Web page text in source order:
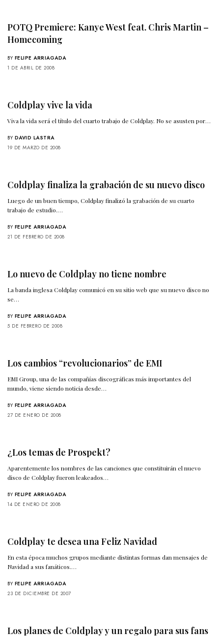
POTQ Premiere: Kanye West feat. Chris Martin –
Homecoming
BY FELIPE ARRIAGADA
1 DE ABRIL DE 2008
Coldplay vive la vida
Viva la vida será el título del cuarto trabajo de Coldplay. No se asusten por…
BY DAVID LASTRA
19 DE MARZO DE 2008
Coldplay finaliza la grabación de su nuevo disco
Luego de un buen tiempo, Coldplay finalizó la grabación de su cuarto
trabajo de estudio.…
BY FELIPE ARRIAGADA
21 DE FEBRERO DE 2008
Lo nuevo de Coldplay no tiene nombre
La banda inglesa Coldplay comunicó en su sitio web que su nuevo disco no
se…
BY FELIPE ARRIAGADA
5 DE FEBRERO DE 2008
Los cambios “revolucionarios” de EMI
EMI Group, una de las compañías discográficas más importantes del
mundo, viene siendo noticia desde…
BY FELIPE ARRIAGADA
27 DE ENERO DE 2008
¿Los temas de Prospekt?
Aparentemente los nombres de las canciones que constituirán el nuevo
disco de Coldplay fueron leakeados…
BY FELIPE ARRIAGADA
14 DE ENERO DE 2008
Coldplay te desea una Feliz Navidad
En esta época muchos grupos mediante distintas formas dan mensajes de
Navidad a sus fanáticos.…
BY FELIPE ARRIAGADA
23 DE DICIEMBRE DE 2007
Los planes de Coldplay y un regalo para sus fans